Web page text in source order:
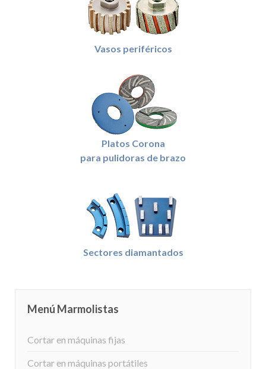
Vasos periféricos
Platos Corona
para pulidoras de brazo
Sectores diamantados
Menú Marmolistas
Cortar en máquinas fijas
Cortar en máquinas portátiles